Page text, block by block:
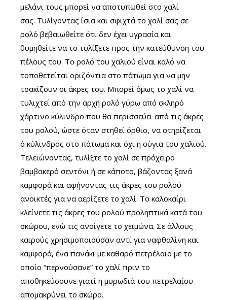
μελάνι τους μπορεί να αποτυπωθεί στο χαλί
σας. Τυλίγοντας ίσια και σφιχτά το χαλί σας σε
ρολό βεβαιωθείτε ότι δεν έχει υγρασία και
θυμηθείτε να το τυλίξετε προς την κατεύθυνση του
πέλους του. Το ρολό του χαλιού είναι καλό να
τοποθετείται οριζόντια στο πάτωμα για να μην
τσακίζουν οι άκρες του. Μπορεί όμως το χαλί να
τυλιχτεί από την αρχή ρολό γύρω από σκληρό
χάρτινο κύλινδρο που θα περισσεύει από τις άκρες
του ρολού, ώστε όταν στηθεί όρθιο, να στηρίζεται
ό κύλινδρος στο πάτωμα και όχι η ούγια του χαλιού.
Τελειώνοντας, τυλίξτε το χαλί σε πρόχειρο
βαμβακερό σεντόνι ή σε κάποτο, βάζοντας ξανά
καμφορά και αφήνοντας τις άκρες του ρολού
ανοικτές για να αερίζετε το χαλί. Το καλοκαίρι
κλείνετε τις άκρες του ρολού προληπτικά κατά του
σκώρου, ενώ τις ανοίγετε το χειμώνα. Σε άλλους
καιρούς χρησιμοποιούσαν αντί για ναφθαλίνη και
καμφορά, ένα πανάκι με καθαρό πετρέλαιο με το
οποίο “περνούσανε” το χαλί πριν το
αποθηκεύσουνε γιατί η μυρωδιά του πετρελαίου
απομακρύνει το σκώρο.